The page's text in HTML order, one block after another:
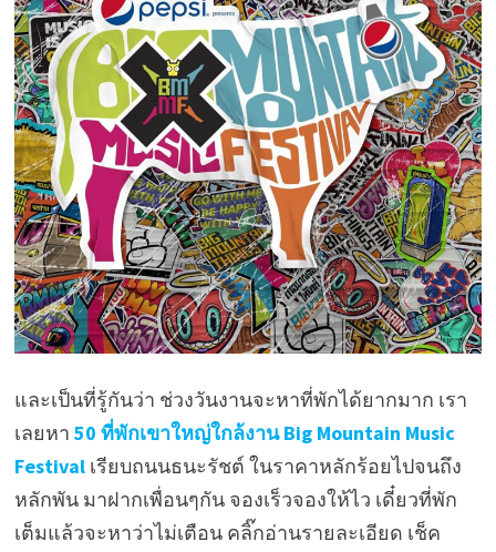
และเป็นที่รู้กันว่า ช่วงวันงานจะหาที่พักได้ยากมาก เรา
เลยหา 50 ที่พักเขาใหญ่ใกล้งาน Big Mountain Music
Festivalเรียบถนนธนะรัชต์ ในราคาหลักร้อยไปจนถึง
หลักพัน มาฝากเพื่อนๆกัน จองเร็วจองให้ไว เดี๋ยวที่พัก
เต็มแล้วจะหาว่าไม่เตือน คลิ๊กอ่านรายละเอียด เช็ค